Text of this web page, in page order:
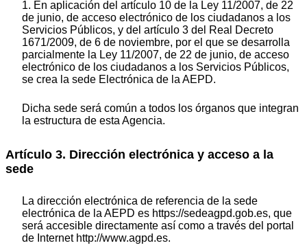
1. En aplicación del artículo 10 de la Ley 11/2007, de 22
de junio, de acceso electrónico de los ciudadanos a los
Servicios Públicos, y del artículo 3 del Real Decreto
1671/2009, de 6 de noviembre, por el que se desarrolla
parcialmente la Ley 11/2007, de 22 de junio, de acceso
electrónico de los ciudadanos a los Servicios Públicos,
se crea la sede Electrónica de la AEPD.
Dicha sede será común a todos los órganos que integran
la estructura de esta Agencia.
Artículo 3. Dirección electrónica y acceso a la
sede
La dirección electrónica de referencia de la sede
electrónica de la AEPD es https://sedeagpd.gob.es, que
será accesible directamente así como a través del portal
de Internet http://www.agpd.es.